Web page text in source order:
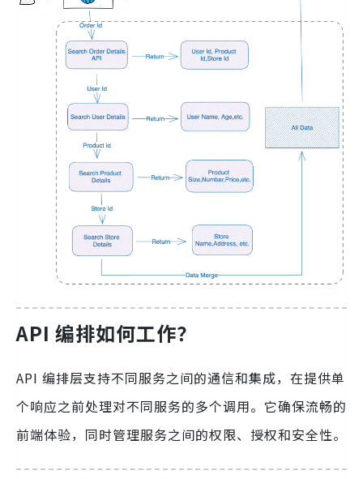
API 编排如何工作？
API 编排层支持不同服务之间的通信和集成，在提供单
个响应之前处理对不同服务的多个调用。它确保流畅的
前端体验，同时管理服务之间的权限、授权和安全性。